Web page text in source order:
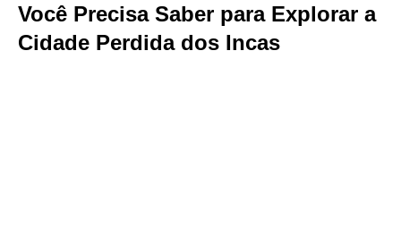
Você Precisa Saber para Explorar a
Cidade Perdida dos Incas